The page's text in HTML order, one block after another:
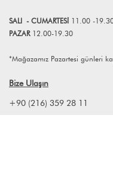
SALI - CUMARTESİ 11.00 -
PAZAR 12.00-19.30
*Mağazamız Pazartesi günleri
Bize Ulaşın
+90 (216) 359 28 11